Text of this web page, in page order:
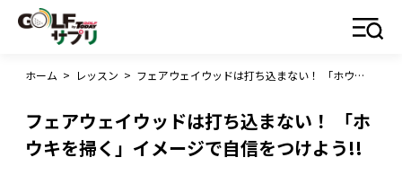
ホーム > レッスン > フェアウェイウッドは打ち込まない！ 「ホウキを掃く」イメージで自信をつけよう!!
フェアウェイウッドは打ち込まない！ 「ホ
ウキを掃く」イメージで自信をつけよう!!